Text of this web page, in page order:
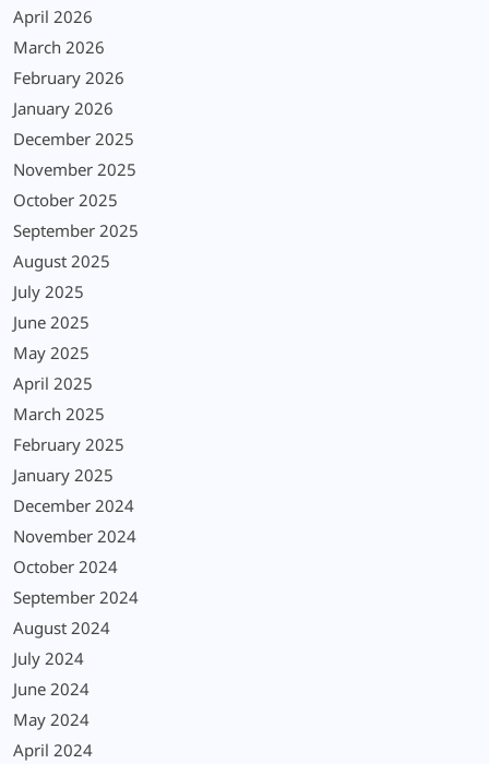
April 2026
March 2026
February 2026
January 2026
December 2025
November 2025
October 2025
September 2025
August 2025
July 2025
June 2025
May 2025
April 2025
March 2025
February 2025
January 2025
December 2024
November 2024
October 2024
September 2024
August 2024
July 2024
June 2024
May 2024
April 2024